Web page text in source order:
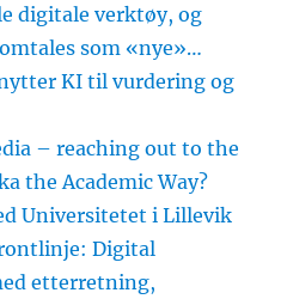
digitale verktøy, og
som «nye»…
KI til vurdering og
– reaching out to the
the Academic Way?
Universitetet i Lillevik
Digital
etterretning,